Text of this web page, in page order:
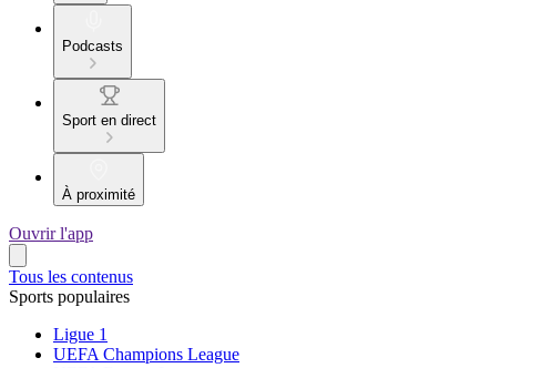
Podcasts
Sport en direct
À proximité
Ouvrir l'app
Tous les contenus
Sports populaires
Ligue 1
UEFA Champions League